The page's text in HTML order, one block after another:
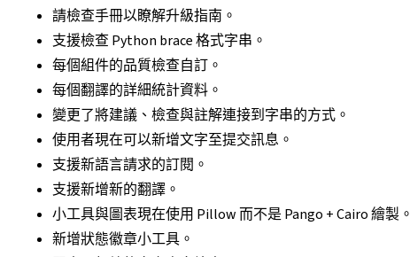
請檢查手冊以瞭解升級指南。
支援檢查 Python brace 格式字串。
每個組件的品質檢查自訂。
每個翻譯的詳細統計資料。
變更了將建議、檢查與註解連接到字串的方式。
使用者現在可以新增文字至提交訊息。
支援新語言請求的訂閱。
支援新增新的翻譯。
小工具與圖表現在使用 Pillow 而不是 Pango + Cairo 繪製。
新增狀態徽章小工具。